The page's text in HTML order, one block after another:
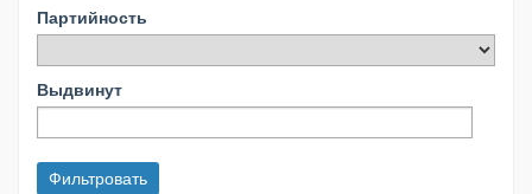
Партийность
Выдвинут